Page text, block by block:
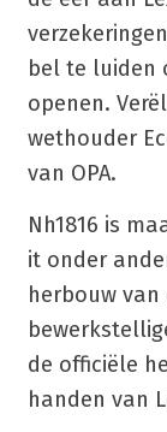
bel te luiden
openen.
wethouder
van OPA.
Nh1816 is
it onder
herbouw
de officiële
handen van